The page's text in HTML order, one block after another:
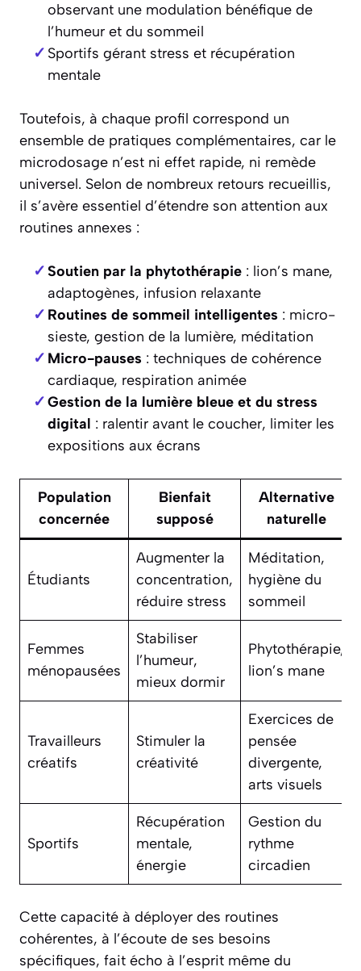
observant une modulation bénéfique de
l’humeur et du sommeil
Sportifs gérant stress et récupération
mentale
Toutefois, à chaque profil correspond un
ensemble de pratiques complémentaires, car le
microdosage n’est ni effet rapide, ni remède
universel. Selon de nombreux retours recueillis,
il s’avère essentiel d’étendre son attention aux
routines annexes :
Soutien par la phytothérapie: lion’s mane,
adaptogènes, infusion relaxante
Routines de sommeil intelligentes : micro-
sieste, gestion de la lumière, méditation
Micro-pauses : techniques de cohérence
cardiaque, respiration animée
Gestion de la lumière bleue et du stress
digital : ralentir avant le coucher, limiter les
expositions aux écrans
Population
concernée
Bienfait
supposé
Alternative
naturelle
Étudiants
Augmenter la
concentration,
réduire stress
Méditation,
hygiène du
sommeil
Femmes
ménopausées
Stabiliser
l’humeur,
mieux dormir
Phytothérapie,
lion’s mane
Travailleurs
créatifs
Stimuler la
créativité
Exercices de
pensée
divergente,
arts visuels
Sportifs
Récupération
mentale,
énergie
Gestion du
rythme
circadien
Cette capacité à déployer des routines
cohérentes, à l’écoute de ses besoins
spécifiques, fait écho à l’esprit même du